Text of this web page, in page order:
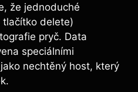
že‌ jednoduché
delete)
pryč. Data
speciálními
nechtěný ⁢host,‍ který